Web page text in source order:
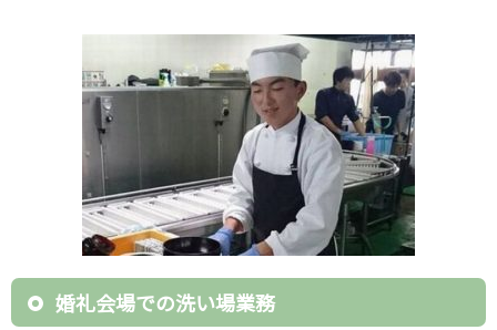
婚礼会場での洗い場業務